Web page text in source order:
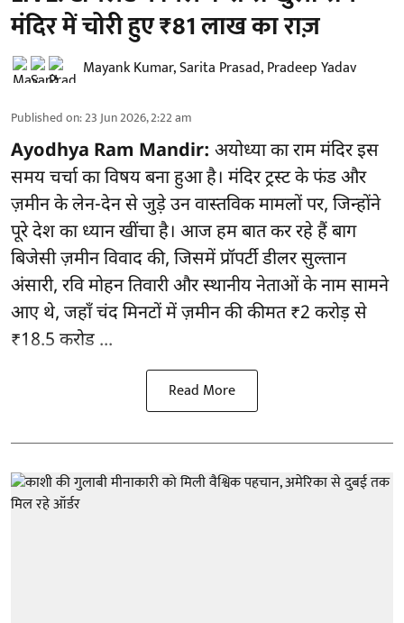
मंदिर में चोरी हुए ₹81 लाख का राज़
Mayank Kumar,Sarita Prasad,Pradeep Yadav
Published on:23 Jun 2026, 2:22 am
Ayodhya Ram Mandir: अयोध्या का राम मंदिर इस
समय चर्चा का विषय बना हुआ है। मंदिर ट्रस्ट के फंड और
ज़मीन के लेन-देन से जुड़े उन वास्तविक मामलों पर, जिन्होंने
पूरे देश का ध्यान खींचा है। आज हम बात कर रहे हैं बाग
बिजेसी ज़मीन विवाद की, जिसमें प्रॉपर्टी डीलर सुल्तान
अंसारी, रवि मोहन तिवारी और स्थानीय नेताओं के नाम सामने
आए थे, जहाँ चंद मिनटों में ज़मीन की कीमत ₹2 करोड़ से
₹18.5 करोड ...
Read More